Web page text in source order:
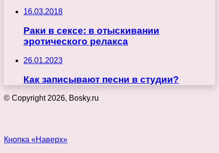
16.03.2018
Раки в сексе: в отыскивании
эротического релакса
26.01.2023
Как записывают песни в студии?
© Copyright 2026, Bosky.ru
Кнопка «Наверх»